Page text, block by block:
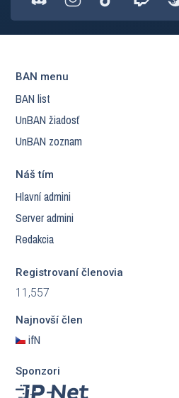
BAN menu
BAN list
UnBAN žiadosť
UnBAN zoznam
Náš tím
Hlavní admini
Server admini
Redakcia
Registrovaní členovia
11,557
Najnovší člen
ifN
Sponzori